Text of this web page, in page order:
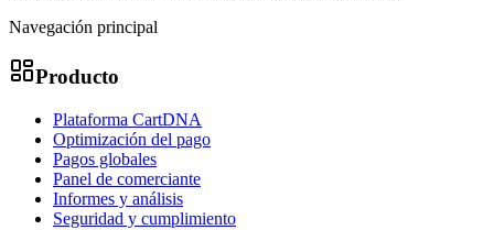
Navegación principal
Producto
Plataforma CartDNA
Optimización del pago
Pagos globales
Panel de comerciante
Informes y análisis
Seguridad y cumplimiento